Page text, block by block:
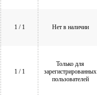
1 / 1 Нет в наличии
1 / 1
Только для
зарегистрированных
пользователей